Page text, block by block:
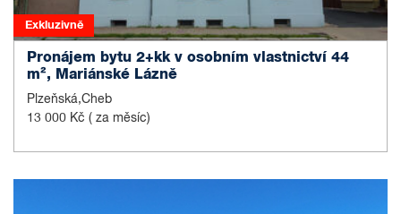
Exkluzivně
Pronájem bytu 2+kk v osobním vlastnictví 44
m², Mariánské Lázně
Plzeňská,Cheb
13 000 Kč ( za měsíc)